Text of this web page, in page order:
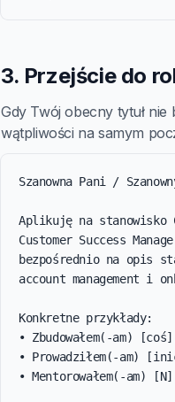
3. Przejście do
Gdy Twój obecny tytuł
wątpliwości na samym
Szanowna Pani /
Aplikuję na stanowisko
Customer Success
bezpośrednio na opis
account management i
Konkretne przykłady:
• Zbudowałem(-am)
• Prowadziłem(-am)
• Mentorowałem(-am)